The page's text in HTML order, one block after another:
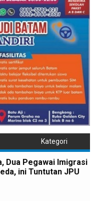
Kategori
Dua Pegawai Imigrasi
ini Tuntutan JPU